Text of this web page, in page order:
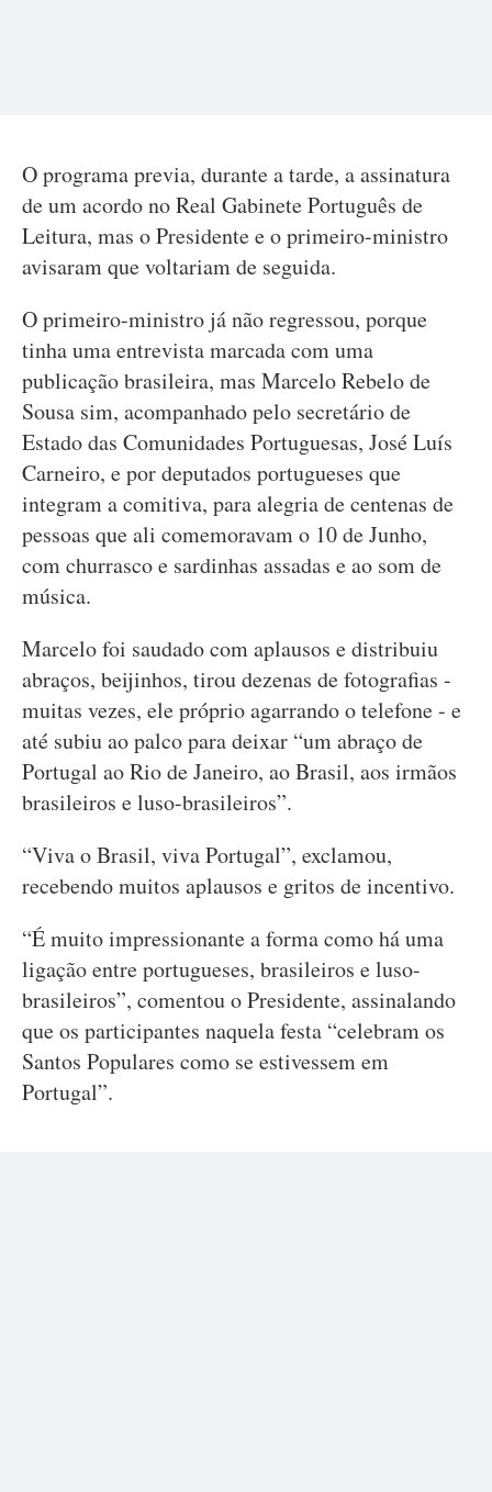
O programa previa, durante a tarde, a assinatura
de um acordo no Real Gabinete Português de
Leitura, mas o Presidente e o primeiro-ministro
avisaram que voltariam de seguida.
O primeiro-ministro já não regressou, porque
tinha uma entrevista marcada com uma
publicação brasileira, mas Marcelo Rebelo de
Sousa sim, acompanhado pelo secretário de
Estado das Comunidades Portuguesas, José Luís
Carneiro, e por deputados portugueses que
integram a comitiva, para alegria de centenas de
pessoas que ali comemoravam o 10 de Junho,
com churrasco e sardinhas assadas e ao som de
música.
Marcelo foi saudado com aplausos e distribuiu
abraços, beijinhos, tirou dezenas de fotografias -
muitas vezes, ele próprio agarrando o telefone - e
até subiu ao palco para deixar “um abraço de
Portugal ao Rio de Janeiro, ao Brasil, aos irmãos
brasileiros e luso-brasileiros”.
“Viva o Brasil, viva Portugal”, exclamou,
recebendo muitos aplausos e gritos de incentivo.
“É muito impressionante a forma como há uma
ligação entre portugueses, brasileiros e luso-
brasileiros”, comentou o Presidente, assinalando
que os participantes naquela festa “celebram os
Santos Populares como se estivessem em
Portugal”.